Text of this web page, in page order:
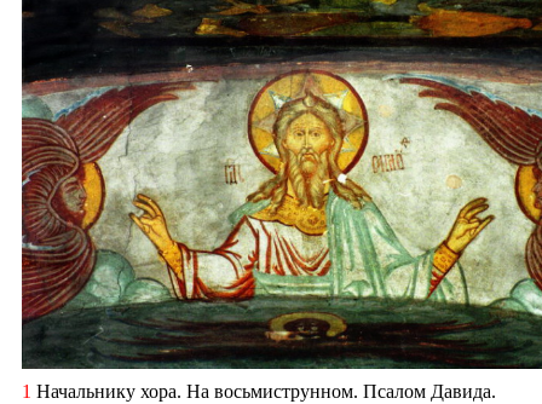
1 Начальнику хора. На восьмиструнном. Псалом Давида.